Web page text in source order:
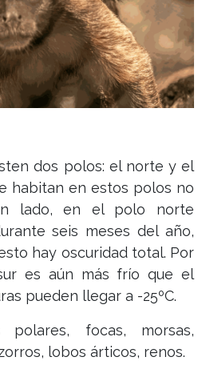
dos polos: el norte y el
habitan en estos polos no
lado, en el polo norte
seis meses del año,
hay oscuridad total. Por
es aún más frío que el
pueden llegar a -25ºC.
polares, focas, morsas,
lobos árticos, renos.